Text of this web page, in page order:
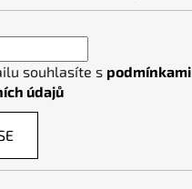
souhlasíte s podmínkami
údajů